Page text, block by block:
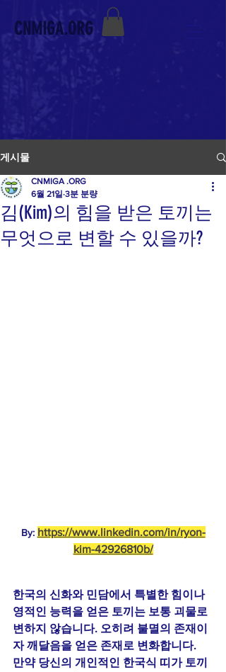
CNMIGA.ORG
게시물
김(Kim)의 힘을 받은 토끼는
무엇으로 변할 수 있을까?
CNMIGA .ORG
6월 21일 3분 분량
By: https://www.linkedin.com/in/ryon-
kim-42926810b/
한국의 신화와 민담에서 특별한 힘이나
영적인 능력을 얻은 토끼는 보통 괴물로
변하지 않습니다. 오히려 불멸의 존재이
자 깨달음을 얻은 존재로 변화합니다.
만약 당신의 개인적인 한국식 띠가 토끼